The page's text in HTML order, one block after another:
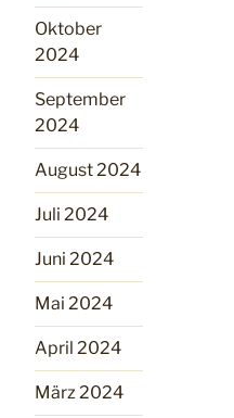
Oktober
2024
September
2024
August 2024
Juli 2024
Juni 2024
Mai 2024
April 2024
März 2024